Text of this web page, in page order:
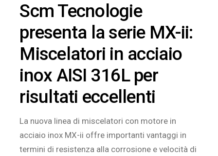
Scm Tecnologie
presenta la serie MX-ii:
Miscelatori in acciaio
inox AISI 316L per
risultati eccellenti
La nuova linea di miscelatori con motore in
acciaio inox MX-ii offre importanti vantaggi in
termini di resistenza alla corrosione e velocità di